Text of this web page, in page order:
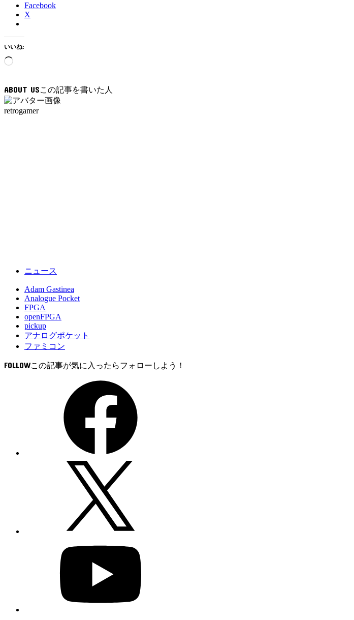
Facebook
X
いいね:
読
み
中…
ABOUT US
retrogamer
ニュース
Adam Gastinea
Analogue Pocket
FPGA
openFPGA
pickup
アナログポケット
ファミコン
FOLLOW